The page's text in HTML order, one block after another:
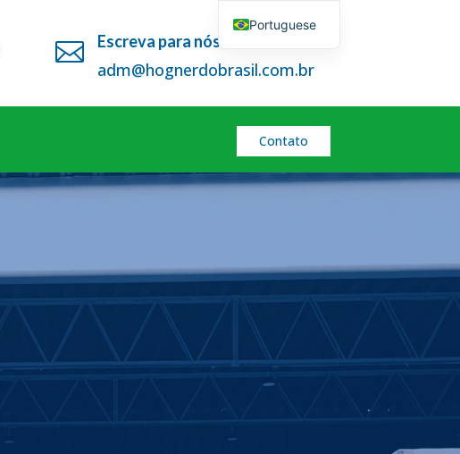
 Escreva para nós
adm@hognerdobrasil.com.br
Contato
Portuguese